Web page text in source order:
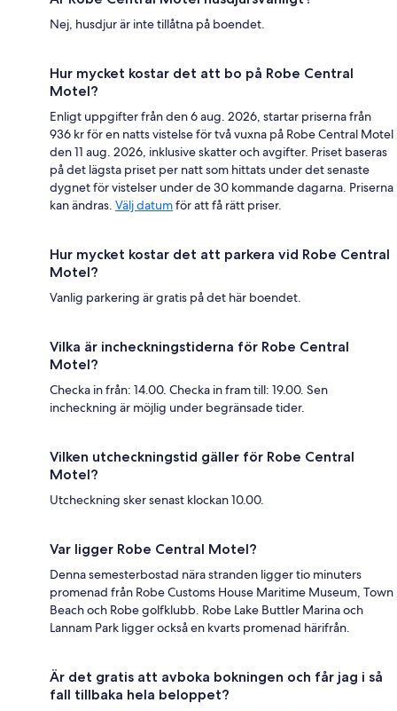
Nej, husdjur är inte tillåtna på boendet.
Hur mycket kostar det att bo på Robe Central
Motel?
Enligt uppgifter från den 6 aug. 2026, startar priserna från
936 kr för en natts vistelse för två vuxna på Robe Central Motel
den 11 aug. 2026, inklusive skatter och avgifter. Priset baseras
på det lägsta priset per natt som hittats under det senaste
dygnet för vistelser under de 30 kommande dagarna. Priserna
kan ändras. Välj datumför att få rätt priser.
Hur mycket kostar det att parkera vid Robe Central
Motel?
Vanlig parkering är gratis på det här boendet.
Vilka är incheckningstiderna för Robe Central
Motel?
Checka in från: 14.00. Checka in fram till: 19.00. Sen
incheckning är möjlig under begränsade tider.
Vilken utcheckningstid gäller för Robe Central
Motel?
Utcheckning sker senast klockan 10.00.
Var ligger Robe Central Motel?
Denna semesterbostad nära stranden ligger tio minuters
promenad från Robe Customs House Maritime Museum, Town
Beach och Robe golfklubb. Robe Lake Buttler Marina och
Lannam Park ligger också en kvarts promenad härifrån.
Är det gratis att avboka bokningen och får jag i så
fall tillbaka hela beloppet?